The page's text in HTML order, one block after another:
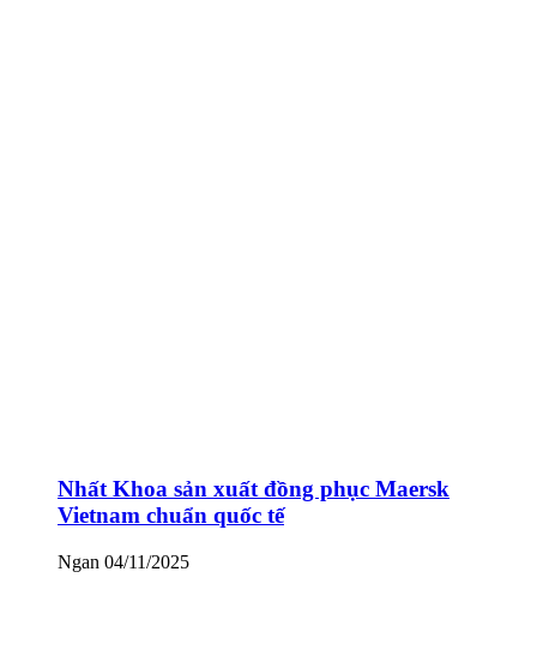
Nhất Khoa sản xuất đồng phục Maersk
Vietnam chuẩn quốc tế
Ngan 04/11/2025